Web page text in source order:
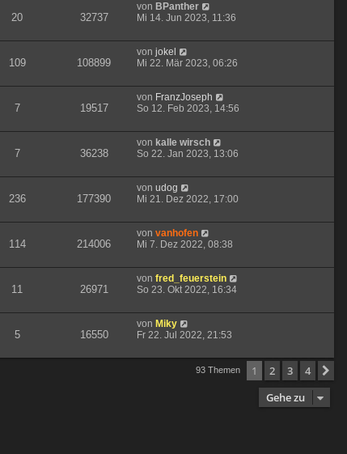
20 32737
von BPanther
Mi 14. Jun 2023, 11:36
109 108899
von jokel
Mi 22. Mär 2023, 06:26
7 19517
von FranzJoseph
So 12. Feb 2023, 14:56
7 36238
von kalle wirsch
So 22. Jan 2023, 13:06
236 177390
von udog
Mi 21. Dez 2022, 17:00
114 214006
von vanhofen
Mi 7. Dez 2022, 08:38
11 26971
von fred_feuerstein
So 23. Okt 2022, 16:34
5 16550
von Miky
Fr 22. Jul 2022, 21:53
93 Themen 1 2 3 4
Gehe zu